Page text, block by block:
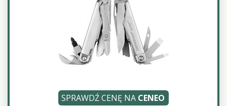
SPRAWDŹ CENĘ NA CENEO